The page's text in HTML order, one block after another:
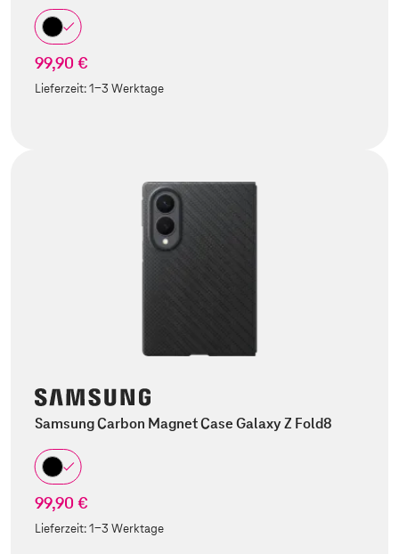
99,90 €
Lieferzeit:1-3 Werktage
Samsung Carbon Magnet Case Galaxy Z Fold8
99,90 €
Lieferzeit:1-3 Werktage